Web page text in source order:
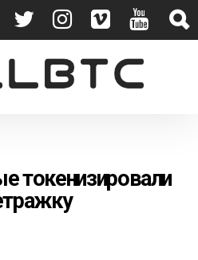
токенизировали